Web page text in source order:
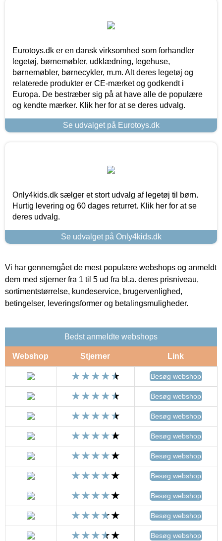
Eurotoys.dk er en dansk virksomhed som forhandler
legetøj, børnemøbler, udklædning, legehuse,
børnemøbler, børnecykler, m.m. Alt deres legetøj og
relaterede produkter er CE-mærket og godkendt i
Europa. De bestræber sig på at have alle de populære
og kendte mærker. Klik her for at se deres udvalg.
Se udvalget på Eurotoys.dk
Only4kids.dk sælger et stort udvalg af legetøj til børn.
Hurtig levering og 60 dages returret. Klik her for at se
deres udvalg.
Se udvalget på Only4kids.dk
Vi har gennemgået de mest populære webshops og anmeldt
dem med stjerner fra 1 til 5 ud fra bl.a. deres prisniveau,
sortimentstørrelse, kundeservice, brugervenlighed,
betingelser, leveringsformer og betalingsmuligheder.
Bedst anmeldte webshops
Webshop Stjerner Link
Besøg webshop
Besøg webshop
Besøg webshop
Besøg webshop
Besøg webshop
Besøg webshop
Besøg webshop
Besøg webshop
Besøg webshop